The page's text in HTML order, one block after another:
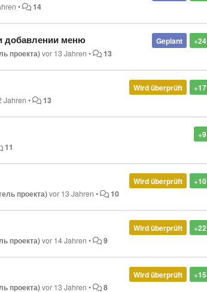
• 14
+24
Geplant
добавлении меню
проекта)vor 13 Jahren • 13
+17
Wird überprüft
Jahren • 13
+9
11
+10
Wird überprüft
проекта)vor 13 Jahren • 10
+22
Wird überprüft
проекта)vor 14 Jahren • 9
+15
Wird überprüft
проекта)vor 13 Jahren • 8